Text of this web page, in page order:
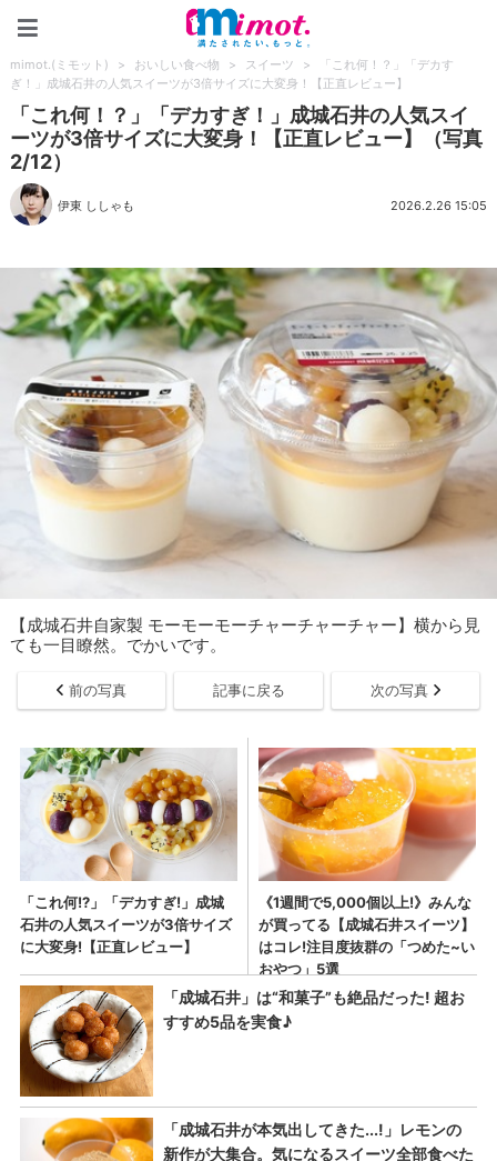
mimot.(ミモット) > おいしい食べ物 > スイーツ >
「これ何！？」「デカす
ぎ！」成城石井の人気スイーツが3倍サイズに大変身！【正直レビュー】
「これ何！？」「デカすぎ！」成城石井の人気スイ
ーツが3倍サイズに大変身！【正直レビュー】（写真
2/12）
伊東 ししゃも 2026.2.26 15:05
【成城石井自家製 モーモーモーチャーチャーチャー】横から見
ても一目瞭然。でかいです。
前の写真 記事に戻る 次の写真